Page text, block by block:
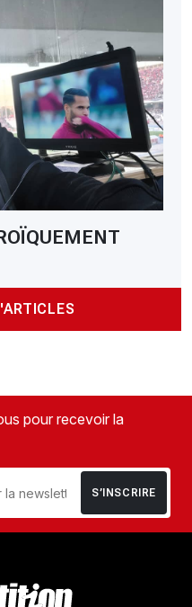
pour recevoir la
S’INSCRIRE